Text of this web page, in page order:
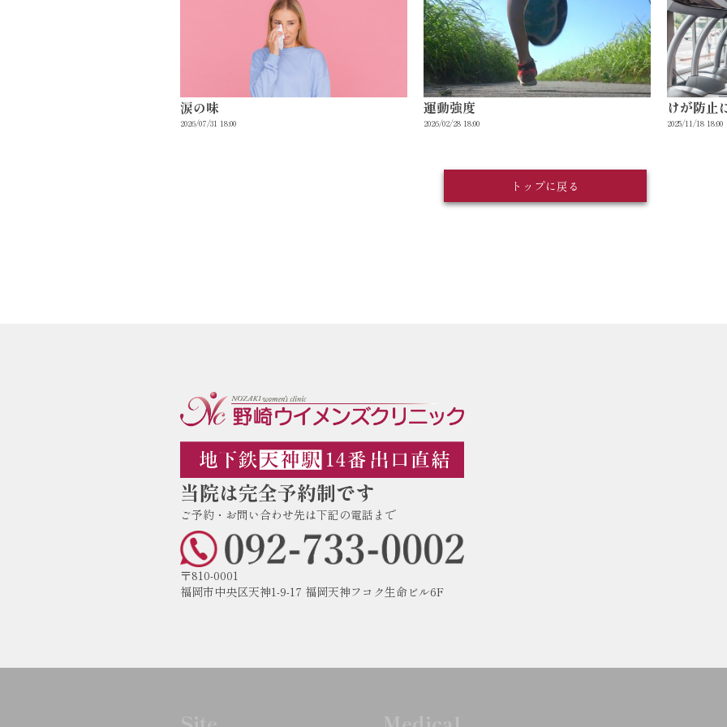
涙の味
2026/07/31 18:00
運動強度
2026/02/28 18:00
けが防止
2025/11/18 18:00
トップに戻る
当院は完全予約制です
ご予約・お問い合わせ先は下記の電話まで
〒810-0001
福岡市中央区天神1-9-17 福岡天神フコク生命ビル6F